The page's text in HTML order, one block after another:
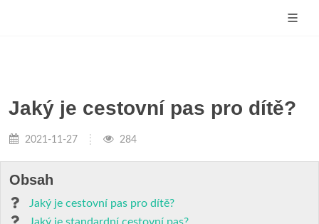
Jaký je cestovní pas pro dítě?
2021-11-27 284
Obsah
Jaký je cestovní pas pro dítě?